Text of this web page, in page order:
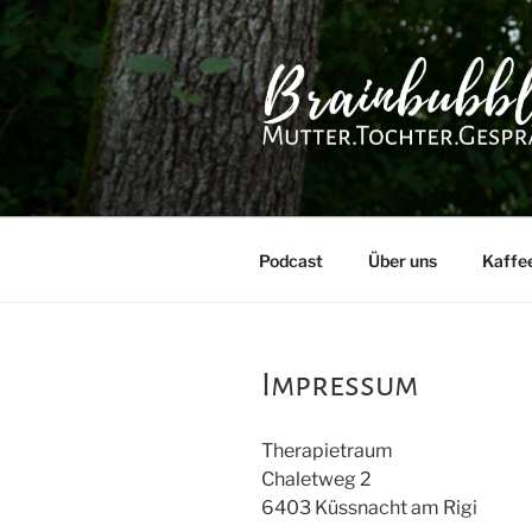
Zum
Inhalt
springen
Podcast Über uns
Impressum
Therapietraum
Chaletweg 2
6403 Küssnacht am Rigi